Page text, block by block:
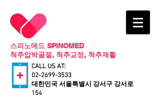
스피노메드 SPINOMED
척추압박골절, 척추교정, 척추재활
CALL US AT:
02-2699-3533
​대한민국 서울특별시 강서구 강서로
154